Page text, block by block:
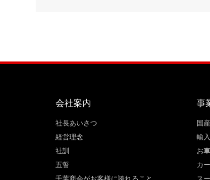
会社案内
社長あいさつ
経営理念
社訓
五誓
事
国
輸
お
カ